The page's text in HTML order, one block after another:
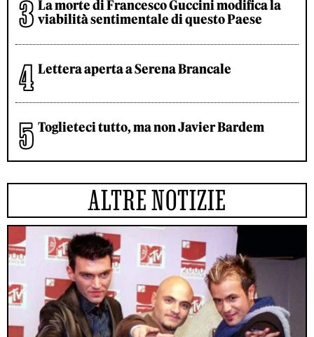
La morte di Francesco Guccini modifica la
viabilità sentimentale di questo Paese
Lettera aperta a Serena Brancale
Toglieteci tutto, ma non Javier Bardem
ALTRE NOTIZIE